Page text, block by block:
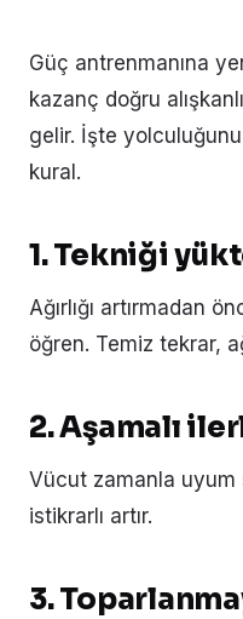
Güç antrenmanına
kazanç doğru
gelir. İşte
kural.
1. Tekniği
Ağırlığı artırmadan
öğren. Temiz tekrar,
2. Aşamalı
Vücut zamanla
istikrarlı artır.
3.